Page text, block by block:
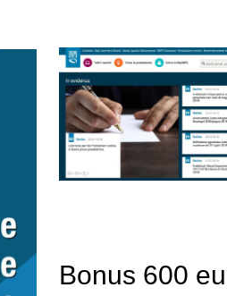
Bonus 600